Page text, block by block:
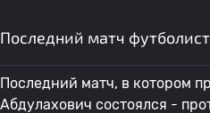
Последний матч
Последний матч, в котором
Абдулахович состоялся -